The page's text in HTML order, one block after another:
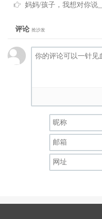
妈妈/孩子，我想对你说_____
评论 抢沙发